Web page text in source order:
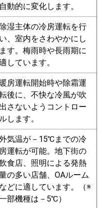
PLZ-
PLZ-
PLZ-
RCI-GP80RGHJ7
RCI-GP80RGHJ5
RCI-GP80RGHJ3
RCI-GP80RGHJ2
RCI-GP80RGHJ1
FDTZ806HK6S-
rak
osj
rak
airf
FDTZ805HK5SA-
osj
自動的に変化します。
除湿主体の冷房運転を行
い、室内をさわやかにし
ます。梅雨時や長雨期に
しています。
房運転開始時や除霜運
後に、不快な冷風が吹
出さないようコントロー
ルします。
気温が－15℃までの冷
房運転が可能。地下街の
食店、照明による発熱
の多い店舗、OAルーム
などに適しています。（※
部機種は－5℃）